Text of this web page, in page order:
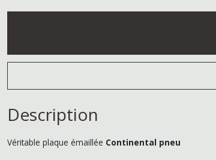
Description
Véritable plaque émaillée Continental pneu